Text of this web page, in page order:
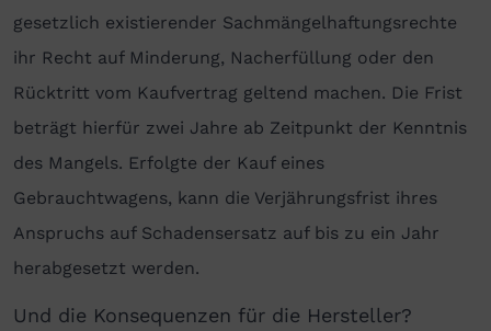
gesetzlich existierender Sachmängelhaftungsrechte
ihr Recht auf Minderung, Nacherfüllung oder den
Rücktritt vom Kaufvertrag geltend machen. Die Frist
beträgt hierfür zwei Jahre ab Zeitpunkt der Kenntnis
des Mangels. Erfolgte der Kauf eines
Gebrauchtwagens, kann die Verjährungsfrist ihres
Anspruchs auf Schadensersatz auf bis zu ein Jahr
herabgesetzt werden.
Und die Konsequenzen für die Hersteller?